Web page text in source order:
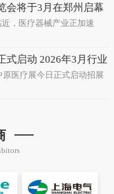
会将于3月在郑州启幕
客商共襄盛举
，医疗器械产业正加速
式启动 2026年3月行业
医疗展今日正式启动招展